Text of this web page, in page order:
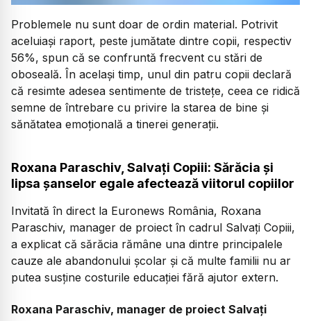
Problemele nu sunt doar de ordin material. Potrivit
aceluiași raport, peste jumătate dintre copii, respectiv
56%, spun că se confruntă frecvent cu stări de
oboseală. În același timp, unul din patru copii declară
că resimte adesea sentimente de tristețe, ceea ce ridică
semne de întrebare cu privire la starea de bine și
sănătatea emoțională a tinerei generații.
Roxana Paraschiv, Salvați Copiii: Sărăcia și
lipsa șanselor egale afectează viitorul copiilor
Invitată în direct la Euronews România, Roxana
Paraschiv, manager de proiect în cadrul Salvați Copiii,
a explicat că sărăcia rămâne una dintre principalele
cauze ale abandonului școlar și că multe familii nu ar
putea susține costurile educației fără ajutor extern.
Roxana Paraschiv, manager de proiect Salvați